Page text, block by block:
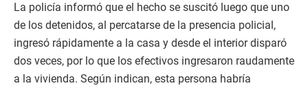
La policía informó que el hecho se suscitó luego que uno
de los detenidos, al percatarse de la presencia policial,
ingresó rápidamente a la casa y desde el interior disparó
dos veces, por lo que los efectivos ingresaron raudamente
a la vivienda. Según indican, esta persona habría